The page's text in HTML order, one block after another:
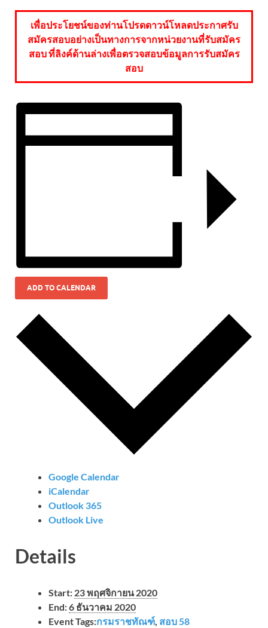
เพื่อประโยชน์ของท่านโปรดดาวน์โหลดประกาศรับ
สมัครสอบอย่างเป็นทางการจากหน่วยงานที่รับสมัคร
สอบ ที่ลิงค์ด้านล่างเพื่อตรวจสอบข้อมูลการรับสมัคร
สอบ
ADD TO CALENDAR
Google Calendar
iCalendar
Outlook 365
Outlook Live
Details
Start: 23 พฤศจิกายน 2020
End:6 ธันวาคม 2020
Event Tags:กรมราชทัณฑ์, สอบ 58